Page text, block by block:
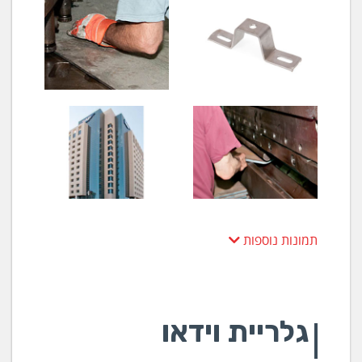
לטינר ונפט וכד'. הממיס הינו ידידותי לסביבה ולמשתמש.
מק"ט I20220 Cleaner 30 ממיס שומנים סינטטי בנדיפות
גבוהה לניקוי חלקי אלקטרוניקה ויישומים שונים בתעשיה,
אינו פוגע בלקות וציפויים שונים, ללא ריח, הממיס הינו
ידידותי לסביבה ולמשתמש. מק"ט TL435 D-80 ממיס
שומנים נדיף, בעל נדיפות גבוהה לניקוי כללי בתעשיה כגון:
הכנה לצבע למשטחים גדולים והרכבות. המוצר חסר ריח
וחסכוני. הממיס הינו ידידותי לסביבה ולמשתמש. מק"ט
D2080 I-240 חומר להסרת דבקים ושומנים קשים, אינו פוגע
באטמים. החומר בעל נדיפות בינונית, ידידותי לסביבה
מים בעל כושר מוגבר לניקוי שמנים, גריז ורפש בתעשיה.
בטיחותי בעבודה וניתן להשתמש בו בשיטות שונות כגון:
תמונות נוספות
גלריית וידאו